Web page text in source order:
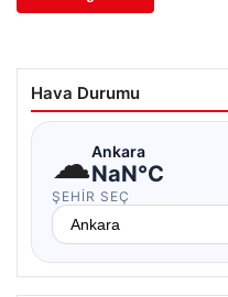
Hava Durumu
☁Ankara
NaN°C
ŞEHIR SEÇ